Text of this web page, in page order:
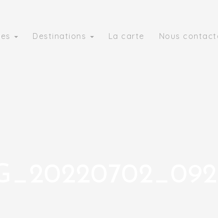
Destinations La carte Nous